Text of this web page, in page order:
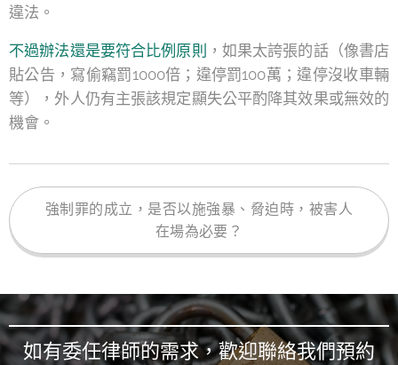
違法。
不過辦法還是要符合比例原則 ，如果太誇張的話（像書店
貼公告，寫偷竊罰1000倍；違停罰100萬；違停沒收車輛
等），外人仍有主張該規定顯失公平酌降其效果或無效的
機會。
強制罪的成立，是否以施強暴、脅迫時，被害人
在場為必要？
如有委任律師的需求，歡迎聯絡我們預約